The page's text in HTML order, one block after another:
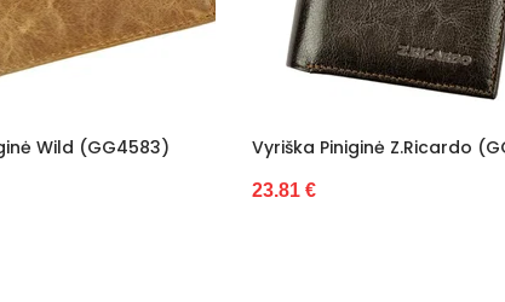
Piniginė Z.Ricardo (GG5510)
Vyriška Piniginė Iš